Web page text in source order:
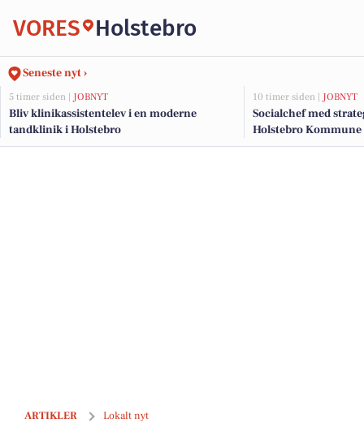
VORES Holstebro
Seneste nyt ›
5 timer siden | JOBNYT
Bliv klinikassistentelev i en moderne
tandklinik i Holstebro
10 timer siden | JOBNYT
Socialchef med
Holstebro Kommune
ARTIKLER Lokalt nyt
Bliv social- og sundhedselev i Holstebro og gør en forskel med løn